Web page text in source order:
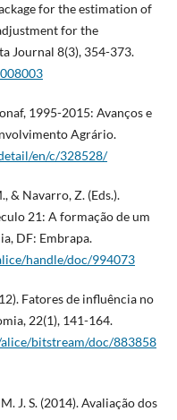
for the estimation of
for the
Journal 8(3), 354-373.
1995-2015: Avanços e
Agrário.
en/c/328528/
& Navarro, Z. (Eds.).
21: A formação de um
DF: Embrapa.
handle/doc/994073
Fatores de influência no
22(1), 141-164.
bitstream/doc/883858
J. S. (2014). Avaliação dos